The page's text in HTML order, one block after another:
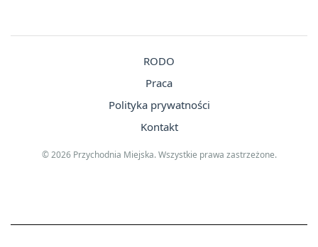
RODO
Praca
Polityka prywatności
Kontakt
© 2026 Przychodnia Miejska. Wszystkie prawa zastrzeżone.